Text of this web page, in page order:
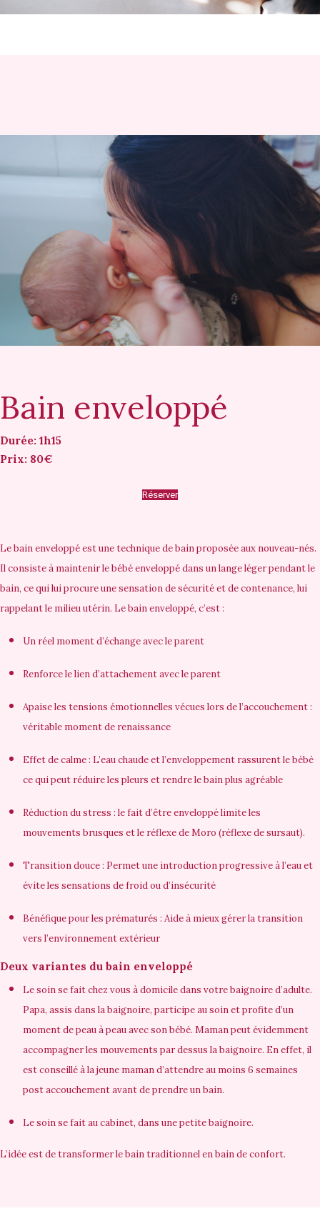
Bain enveloppé
Durée: 1h15
Prix: 80€
Réserver
Le bain enveloppé est une technique de bain proposée aux nouveau-nés.
Il consiste à maintenir le bébé enveloppé dans un lange léger pendant le
bain, ce qui lui procure une sensation de sécurité et de contenance, lui
rappelant le milieu utérin. Le bain enveloppé, c’est :
Un réel moment d’échange avec le parent
Renforce le lien d’attachement avec le parent
Apaise les tensions émotionnelles vécues lors de l’accouchement :
véritable moment de renaissance
Effet de calme : L’eau chaude et l’enveloppement rassurent le bébé
ce qui peut réduire les pleurs et rendre le bain plus agréable
Réduction du stress : le fait d’être enveloppé limite les
mouvements brusques et le réflexe de Moro (réflexe de sursaut).
Transition douce : Permet une introduction progressive à l’eau et
évite les sensations de froid ou d’insécurité
Bénéfique pour les prématurés : Aide à mieux gérer la transition
vers l’environnement extérieur
Deux variantes du bain enveloppé
Le soin se fait chez vous à domicile dans votre baignoire d’adulte.
Papa, assis dans la baignoire, participe au soin et profite d’un
moment de peau à peau avec son bébé. Maman peut évidemment
accompagner les mouvements par dessus la baignoire. En effet, il
est conseillé à la jeune maman d’attendre au moins 6 semaines
post accouchement avant de prendre un bain.
Le soin se fait au cabinet, dans une petite baignoire.
L’idée est de transformer le bain traditionnel enbain de confort.